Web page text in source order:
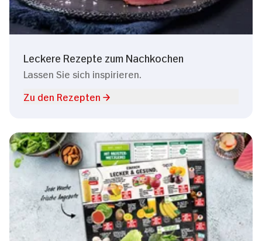
Leckere Rezepte zum Nachkochen
Lassen Sie sich inspirieren.
Zu den Rezepten